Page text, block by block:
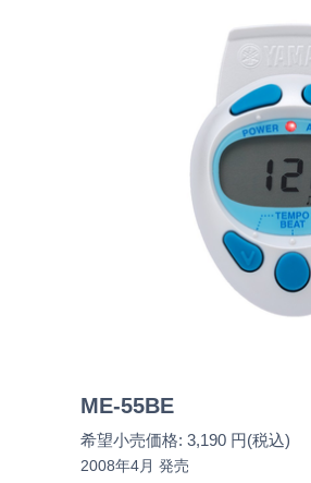
ME-55BE
希望小売価格: 3,190 円(税込)
2008年4月 発売